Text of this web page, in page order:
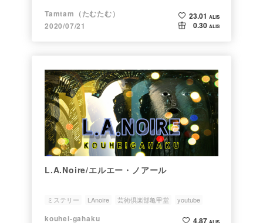
ミステリー
Tamtam（たむたむ）
2020/07/21
23.01 ALIS
0.30 ALIS
L.A.Noire/エルエー・ノアール
ミステリー LAnoire 芸術倶楽部亀甲堂
youtube
ゲーム
kouhei-gahaku 4.87 ALIS